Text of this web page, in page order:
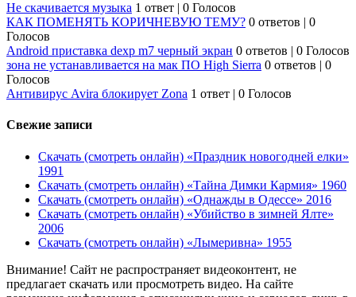
Не скачивается музыка 1 ответ | 0 Голосов
КАК ПОМЕНЯТЬ КОРИЧНЕВУЮ ТЕМУ? 0 ответов | 0
Голосов
Android приставка dexp m7 черный экран 0 ответов | 0 Голосов
зона не устанавливается на мак ПО High Sierra 0 ответов | 0
Голосов
Антивирус Avira блокирует Zona 1 ответ | 0 Голосов
Свежие записи
Скачать (смотреть онлайн) «Праздник новогодней елки»
1991
Скачать (смотреть онлайн) «Тайна Димки Кармия» 1960
Скачать (смотреть онлайн) «Однажды в Одессе» 2016
Скачать (смотреть онлайн) «Убийство в зимней Ялте»
2006
Скачать (смотреть онлайн) «Лымеривна» 1955
Внимание! Сайт не распространяет видеоконтент, не
предлагает скачать или просмотреть видео. На сайте